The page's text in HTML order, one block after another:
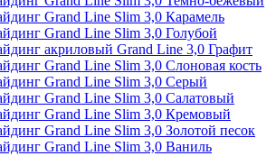
Grand Line Slim 3,0 Карамель
Grand Line Slim 3,0 Голубой
акриловый Grand Line 3,0 Графит
Grand Line Slim 3,0 Слоновая кость
Grand Line Slim 3,0 Серый
Grand Line Slim 3,0 Салатовый
Grand Line Slim 3,0 Кремовый
Grand Line Slim 3,0 Золотой песок
Grand Line Slim 3,0 Ваниль